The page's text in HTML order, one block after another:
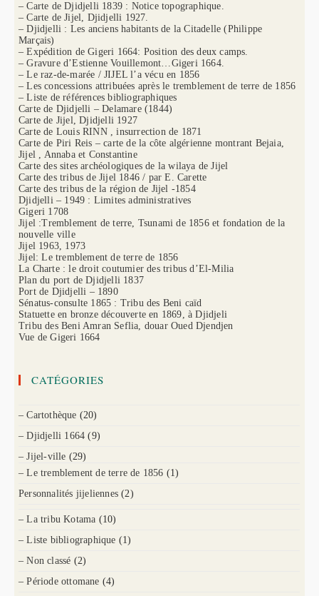
– Carte de Djidjelli 1839 : Notice topographique.
– Carte de Jijel, Djidjelli 1927.
– Djidjelli : Les anciens habitants de la Citadelle (Philippe
Marçais)
– Expédition de Gigeri 1664: Position des deux camps.
– Gravure d’Estienne Vouillemont…Gigeri 1664.
– Le raz-de-marée / JIJEL l’a vécu en 1856
– Les concessions attribuées après le tremblement de terre de 1856
– Liste de références bibliographiques
Carte de Djidjelli – Delamare (1844)
Carte de Jijel, Djidjelli 1927
Carte de Louis RINN , insurrection de 1871
Carte de Piri Reis – carte de la côte algérienne montrant Bejaia,
Jijel , Annaba et Constantine
Carte des sites archéologiques de la wilaya de Jijel
Carte des tribus de Jijel 1846 / par E. Carette
Carte des tribus de la région de Jijel -1854
Djidjelli – 1949 : Limites administratives
Gigeri 1708
Jijel :Tremblement de terre, Tsunami de 1856 et fondation de la
nouvelle ville
Jijel 1963, 1973
Jijel: Le tremblement de terre de 1856
La Charte : le droit coutumier des tribus d’El-Milia
Plan du port de Djidjelli 1837
Port de Djidjelli – 1890
Sénatus-consulte 1865 : Tribu des Beni caïd
Statuette en bronze découverte en 1869, à Djidjeli
Tribu des Beni Amran Seflia, douar Oued Djendjen
Vue de Gigeri 1664
CATÉGORIES
– Cartothèque (20)
– Djidjelli 1664 (9)
– Jijel-ville (29)
– Le tremblement de terre de 1856 (1)
Personnalités jijeliennes (2)
– La tribu Kotama (10)
– Liste bibliographique (1)
– Non classé (2)
– Période ottomane (4)